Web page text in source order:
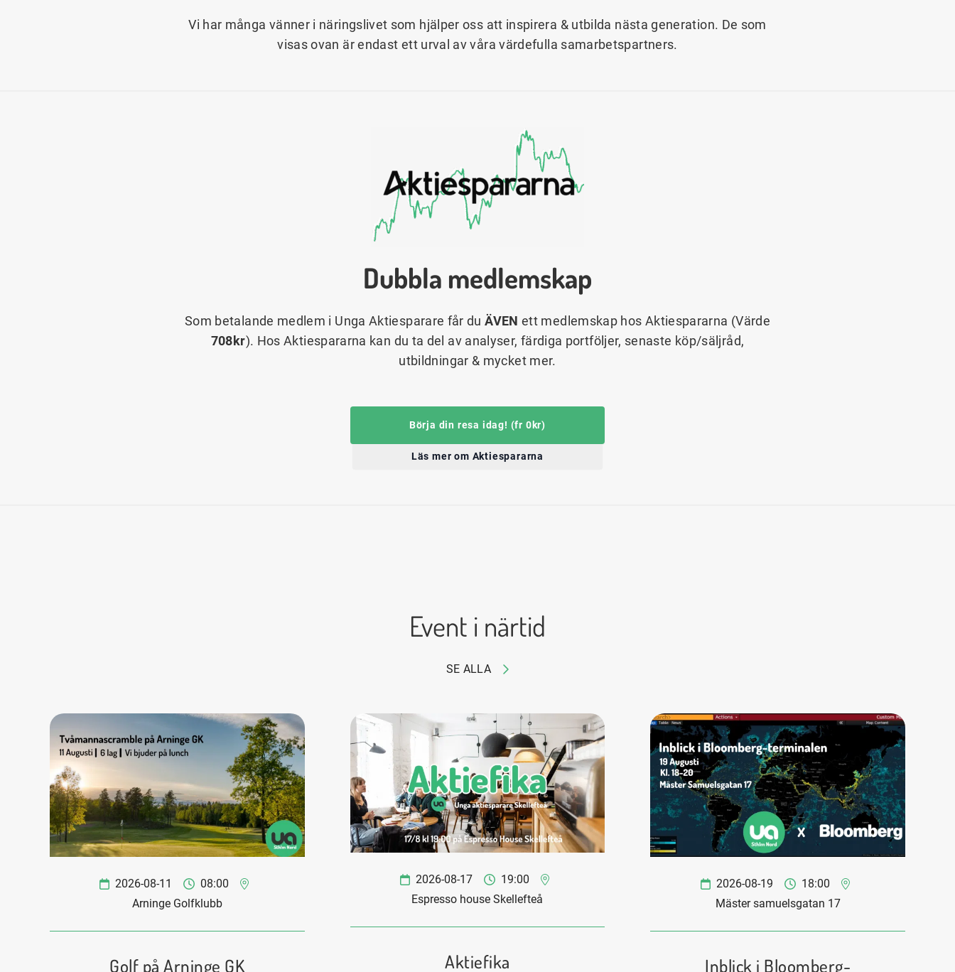
Vi har många vänner i näringslivet som hjälper oss att inspirera & utbilda nästa generation. De som
visas ovan är endast ett urval av våra värdefulla samarbetspartners.
Dubbla medlemskap
Som betalande medlem i Unga Aktiesparare får duÄVEN ett medlemskap hos Aktiespararna (Värde
708kr). Hos Aktiespararna kan du ta del av analyser, färdiga portföljer, senaste köp/säljråd,
utbildningar & mycket mer.
Börja din resa idag! (fr 0kr)
Läs mer om Aktiespararna
Event i närtid
SE ALLA
2026-08-11
08:00
Arninge Golfklubb
Golf på Arninge GK
2026-08-17
19:00
Espresso house Skellefteå
Aktiefika
2026-08-19
18:00
Mäster samuelsgatan 17
Inblick i Bloomberg-